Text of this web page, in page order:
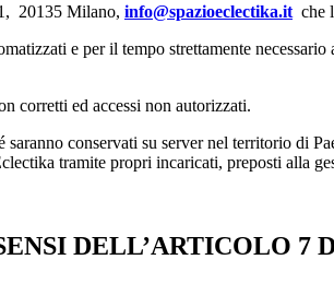
20135 Milano, info@spazioeclectika.it che
e per il tempo strettamente
corretti ed accessi non autorizzati.
conservati su server nel territorio di
tramite propri incaricati, preposti alla
DELL’ARTICOLO 7